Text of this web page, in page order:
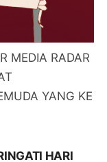
MEDIA RADAR
YANG KE
HARI